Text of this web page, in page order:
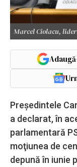
Marcel Ciolacu,
Preşedintele
a declarat, în
parlamentară
moţiunea de
depună în iunie